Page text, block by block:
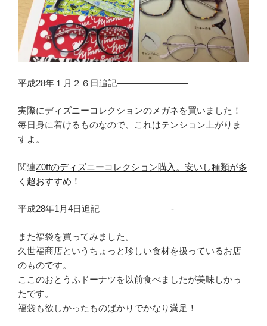
平成28年１月２６日追記————————
実際にディズニーコレクションのメガネを買いました！
毎日身に着けるものなので、これはテンション上がりま
すよ。
関連Z0ffのディズニーコレクション購入。安いし種類が多
く超おすすめ！
平成28年1月4日追記————————-
また福袋を買ってみました。
久世福商店というちょっと珍しい食材を扱っているお店
のものです。
ここのおとうふドーナツを以前食べましたが美味しかっ
たです。
福袋も欲しかったものばかりでかなり満足！